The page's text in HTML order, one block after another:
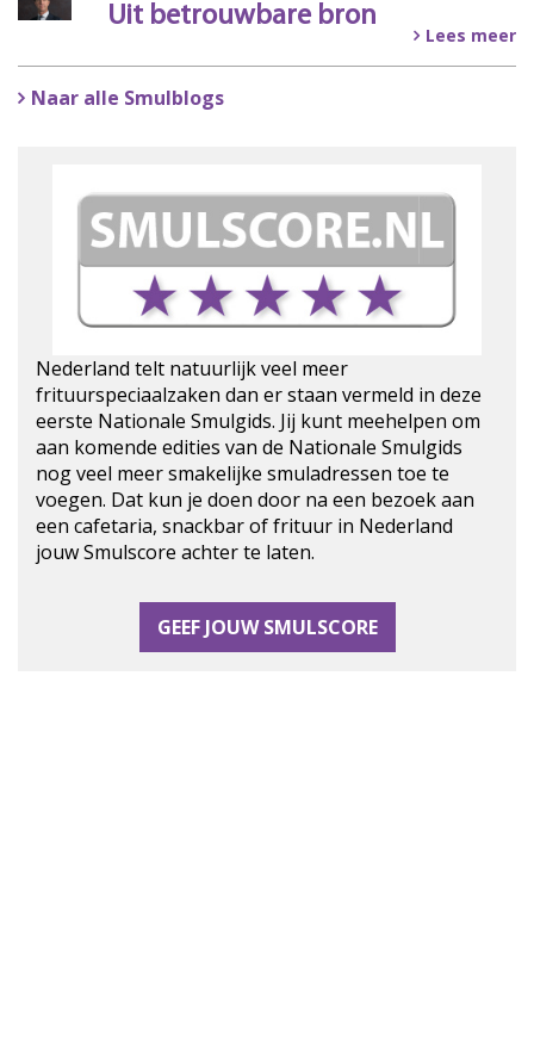
Uit betrouwbare bron
Lees meer
Naar alle Smulblogs
Nederland telt natuurlijk veel meer
frituurspeciaalzaken dan er staan vermeld in deze
eerste Nationale Smulgids. Jij kunt meehelpen om
aan komende edities van de Nationale Smulgids
nog veel meer smakelijke smuladressen toe te
voegen. Dat kun je doen door na een bezoek aan
een cafetaria, snackbar of frituur in Nederland
jouw Smulscore achter te laten.
GEEF JOUW SMULSCORE